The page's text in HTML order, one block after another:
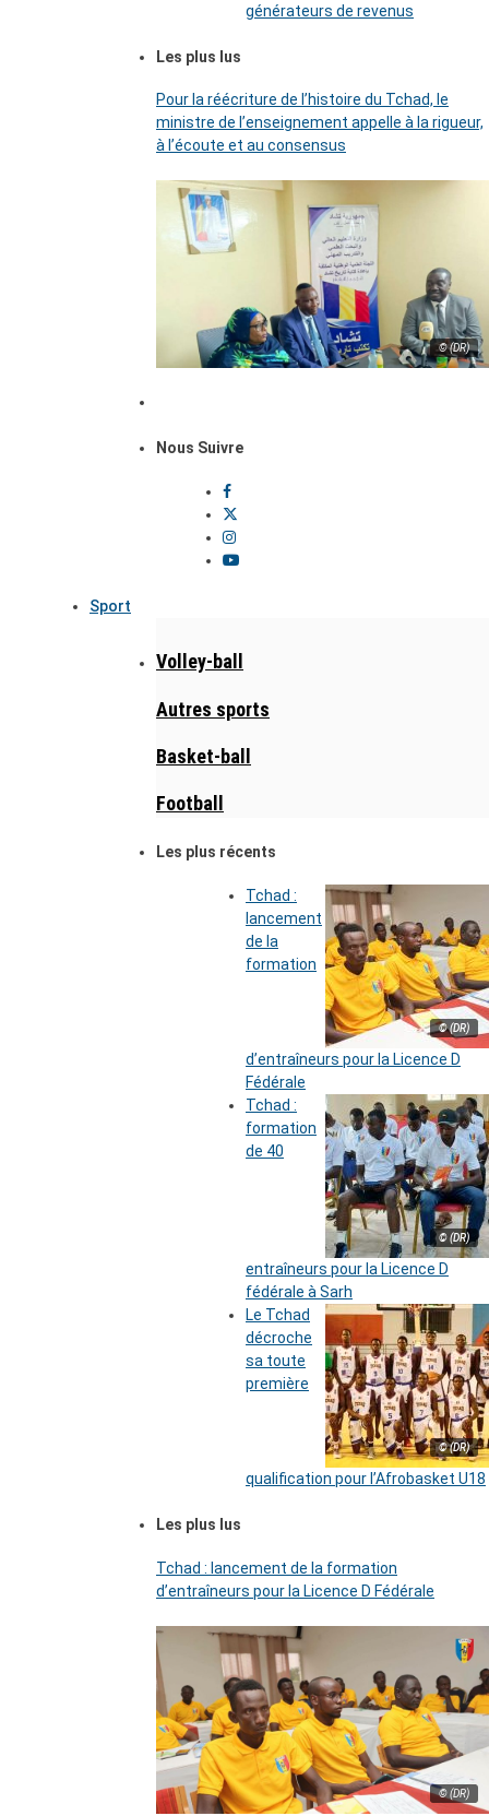
générateurs de revenus
Les plus lus
Pour la réécriture de l’histoire du Tchad, le
ministre de l’enseignement appelle à la rigueur,
à l’écoute et au consensus
© (DR)
Nous Suivre
Sport
Volley-ball
Autres sports
Basket-ball
Football
Les plus récents
© (DR)
Tchad :
lancement
de la
formation
d’entraîneurs pour la Licence D
Fédérale
© (DR)
Tchad :
formation
de 40
entraîneurs pour la Licence D
fédérale à Sarh
© (DR)
Le Tchad
décroche
sa toute
première
qualification pour l’Afrobasket U18
Les plus lus
Tchad : lancement de la formation
d’entraîneurs pour la Licence D Fédérale
© (DR)